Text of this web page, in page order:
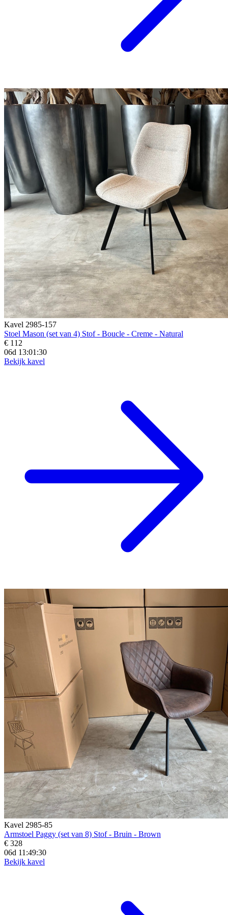
Kavel 2985-157
Stoel Mason (set van 4) Stof - Boucle - Creme - Natural
€ 112
06d 13:01:28
Bekijk kavel
Kavel 2985-85
Armstoel Paggy (set van 8) Stof - Bruin - Brown
€ 328
06d 11:49:28
Bekijk kavel